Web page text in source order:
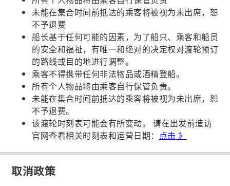
未能在集合时间前抵达的乘客将被视为未出席，恕
不予退费
船长基于任何可能的因素，为了船只、乘客和船员
的安全和福祉，有唯一和绝对的决定权对渡轮预订
的路线或目的地进行调整。
乘客不得携带任何非法物品或酒精登船。
所有个人物品将由乘客自行保管负责。
未能在集合时间前抵达的乘客将被视为未出席，恕
不予退费。
该渡轮时刻表可能会有所变动。 请在出发前造访
官网查看相关时刻表和运营日期： 点击 》
取消政策